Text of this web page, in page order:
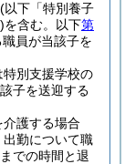
(以下「特別養子
を含む。以下第
員が当該子を
別支援学校の
子を送迎する
護する場合
勤について職
での時間と退